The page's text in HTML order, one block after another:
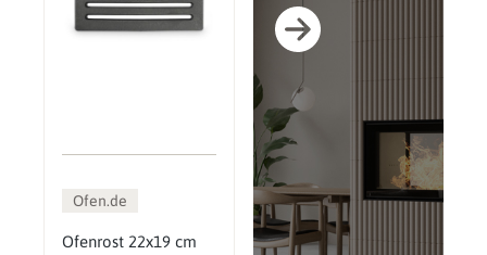
Ofen.de
Ofenrost 22x19 cm